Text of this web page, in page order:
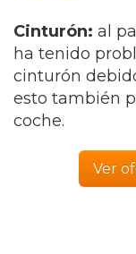
Cinturón: al
ha tenido
cinturón
esto también
coche.
Ver